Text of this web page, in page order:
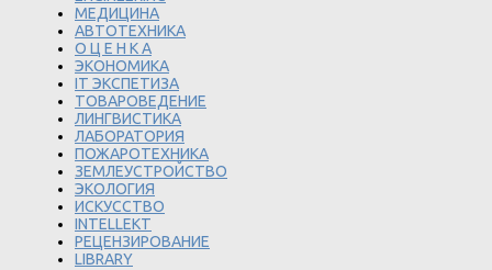
МЕДИЦИНА
АВТОТЕХНИКА
О Ц Е Н К А
ЭКОНОМИКА
IT ЭКСПЕТИЗА
ТОВАРОВЕДЕНИЕ
ЛИНГВИСТИКА
ЛАБОРАТОРИЯ
ПОЖАРОТЕХНИКА
ЗЕМЛЕУСТРОЙСТВО
ЭКОЛОГИЯ
ИСКУССТВО
INTELLEKT
РЕЦЕНЗИРОВАНИЕ
LIBRARY